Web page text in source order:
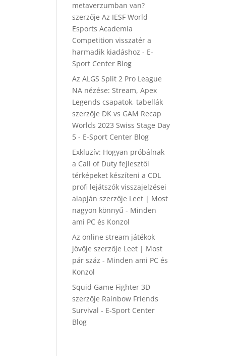
metaverzumban van?
szerzőjeAz IESF World
Esports Academia
Competition visszatér a
harmadik kiadáshoz - E-
Sport Center Blog
Az ALGS Split 2 Pro League
NA nézése: Stream, Apex
Legends csapatok, tabellák
szerzője DK vs GAM Recap
Worlds 2023 Swiss Stage Day
5 - E-Sport Center Blog
Exkluzív: Hogyan próbálnak
a Call of Duty fejlesztői
térképeket készíteni a CDL
profi lejátszók visszajelzései
alapján szerzője Leet | Most
nagyon könnyű - Minden
ami PC és Konzol
Az online stream játékok
jövője szerzője Leet | Most
pár száz - Minden ami PC és
Konzol
Squid Game Fighter 3D
szerzője Rainbow Friends
Survival - E-Sport Center
Blog